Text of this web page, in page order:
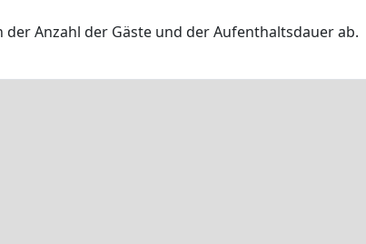
Anzahl der Gäste und der Aufenthaltsdauer ab.